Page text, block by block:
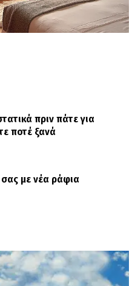
πριν πάτε για
ποτέ ξανά
με νέα ράφια